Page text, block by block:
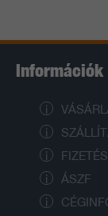
Információk
ÁSZF